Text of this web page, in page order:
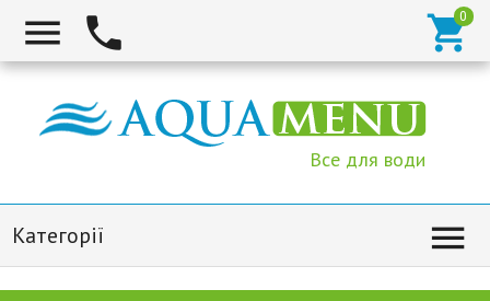
  
Все для води
Категорії 